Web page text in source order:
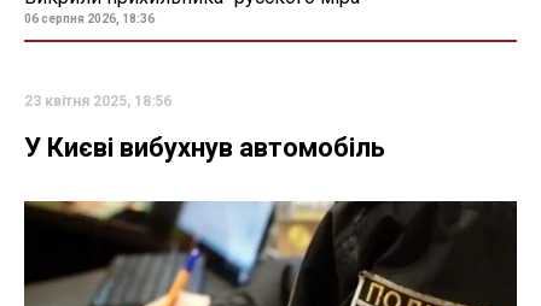
06 серпня 2026, 18:36
23 квітня 2025, 18:56
У Києві вибухнув автомобіль